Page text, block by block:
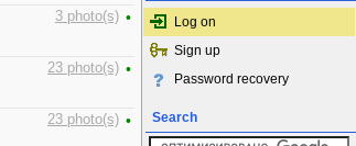
3 photo(s) •
23 photo(s) •
23 photo(s) •
Log on
Sign up
Password recovery
Search